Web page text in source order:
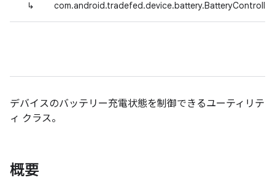
↳ com.android.tradefed.device.battery.BatteryController
デバイスのバッテリー充電状態を制御できるユーティリテ
ィ クラス。
概要